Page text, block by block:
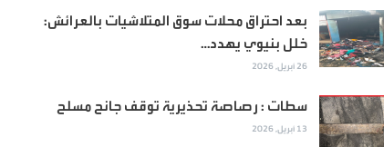
بعد احتراق محلات سوق المتلاشيات بالعرائش:
خلل بنيوي يهدد…
26 أبريل, 2026
سطات : رصاصة تحذيرية توقف جانح مسلح
13 أبريل, 2026